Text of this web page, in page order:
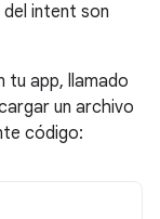
intent son
tu app, llamado
un archivo
código: